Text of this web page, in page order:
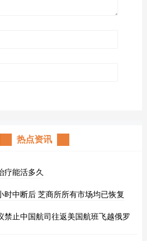
热点资讯
疗能活多久
时中断后 芝商所所有市场均已恢复
禁止中国航司往返美国航班飞越俄罗